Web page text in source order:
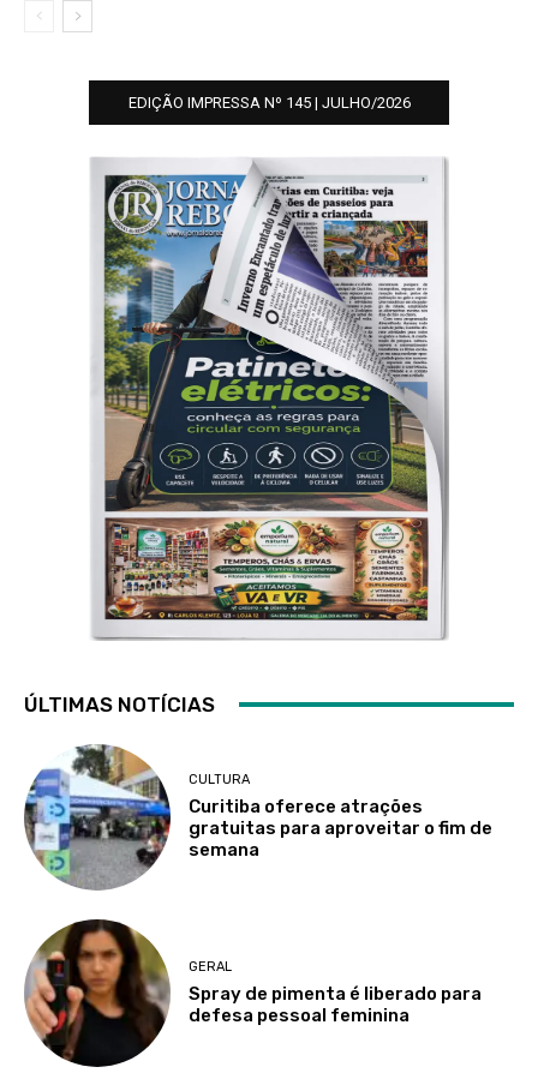
EDIÇÃO IMPRESSA Nº 145 | JULHO/2026
ÚLTIMAS NOTÍCIAS
CULTURA
Curitiba oferece atrações
gratuitas para aproveitar o fim de
semana
GERAL
Spray de pimenta é liberado para
defesa pessoal feminina